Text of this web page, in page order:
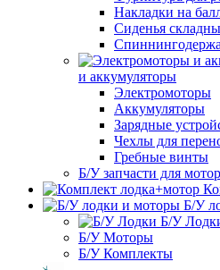
Накладки на
Сиденья
и аккумуляторы
Электромоторы
Аккумуляторы
Зарядные
Чехлы для
Гребные винты
Б/У запчасти для
Б/У
Б/У
Б/У Моторы
Б/У Комплекты